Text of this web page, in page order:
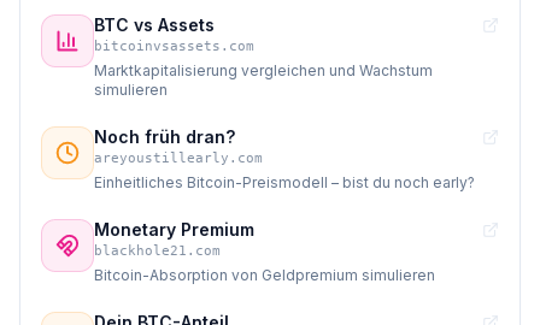
BTC vs Assets
bitcoinvsassets.com
Marktkapitalisierung vergleichen und Wachstum
simulieren
Noch früh dran?
areyoustillearly.com
Einheitliches Bitcoin-Preismodell – bist du noch early?
Monetary Premium
blackhole21.com
Bitcoin-Absorption von Geldpremium simulieren